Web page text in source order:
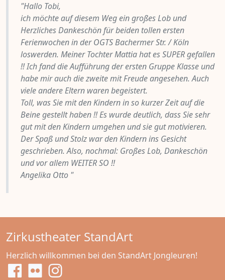
"Hallo Tobi,
ich möchte auf diesem Weg ein großes Lob und
Herzliches Dankeschön für beiden tollen ersten
Ferienwochen in der OGTS Bachermer Str. / Köln
loswerden. Meiner Tochter Mattia hat es SUPER gefallen
!! Ich fand die Aufführung der ersten Gruppe Klasse und
habe mir auch die zweite mit Freude angesehen. Auch
viele andere Eltern waren begeistert.
Toll, was Sie mit den Kindern in so kurzer Zeit auf die
Beine gestellt haben !! Es wurde deutlich, dass Sie sehr
gut mit den Kindern umgehen und sie gut motivieren.
Der Spaß und Stolz war den Kindern ins Gesicht
geschrieben. Also, nochmal: Großes Lob, Dankeschön
und vor allem WEITER SO !!
Angelika Otto "
Zirkustheater StandArt
Herzlich willkommen bei den StandArt Jongleuren!